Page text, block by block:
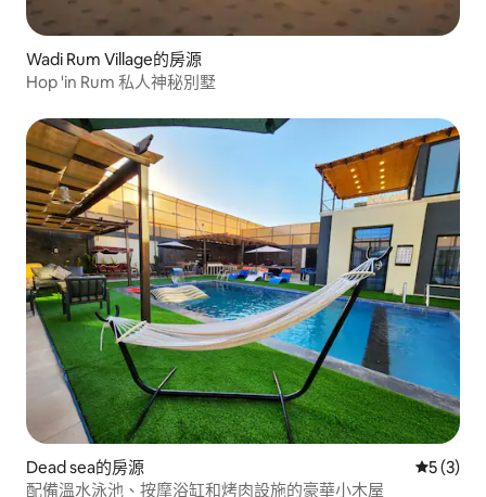
Wadi Rum Village的房源
Hop 'in Rum 私人神秘別墅
Dead sea的房源 從 3 則評
5 (3)
配備溫水泳池、按摩浴缸和烤肉設施的豪華小木屋